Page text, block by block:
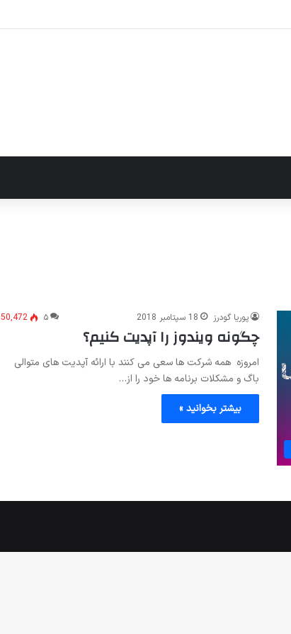
پوریا گودرز 18 سپتامبر 2018 ۵ 50,472
چگونه ویندوز را آپدیت کنیم؟
امروزه همه شرکت ها سعی می کنند با ارائه آپدیت های متوالی
باگ و مشکلات برنامه ها خود را از…
بیشتر بخوانید »